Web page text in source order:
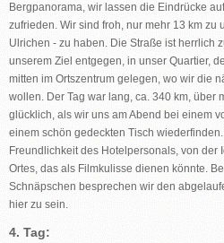
Bergpanorama, wir lassen die Eindrücke
zufrieden. Wir sind froh, nur mehr 13 km zu
Ulrichen - zu haben. Die Straße ist herrlich
unserem Ziel entgegen, in unser Quartier,
mitten im Ortszentrum gelegen, wo wir die
wollen. Der Tag war lang, ca. 340 km, über
glücklich, als wir uns am Abend bei einem
einem schön gedeckten Tisch
Freundlichkeit des Hotelpersonals, von
Ortes, das als Filmkulisse dienen könnte.
Schnäpschen besprechen wir den
hier zu sein.
4. Tag: